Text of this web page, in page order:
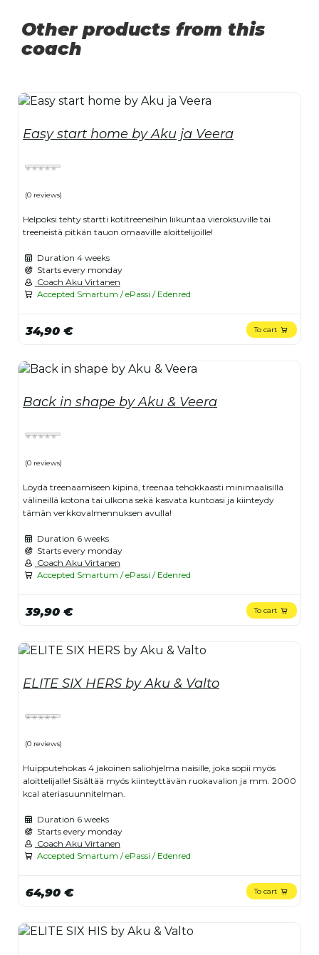
Other products from this
coach
Easy start home by Aku ja Veera
(0 reviews)
Helpoksi tehty startti kotitreeneihin liikuntaa vieroksuville tai
treeneistä pitkän tauon omaaville aloittelijoille!
Duration 4 weeks
Starts every monday
Coach Aku Virtanen
Accepted Smartum / ePassi / Edenred
34,90 € To cart
Back in shape by Aku & Veera
(0 reviews)
Löydä treenaamiseen kipinä, treenaa tehokkaasti minimaalisilla
välineillä kotona tai ulkona sekä kasvata kuntoasi ja kiinteydy
tämän verkkovalmennuksen avulla!
Duration 6 weeks
Starts every monday
Coach Aku Virtanen
Accepted Smartum / ePassi / Edenred
39,90 € To cart
ELITE SIX HERS by Aku & Valto
(0 reviews)
Huipputehokas 4 jakoinen saliohjelma naisille, joka sopii myös
aloittelijalle! Sisältää myös kiinteyttävän ruokavalion ja mm. 2000
kcal ateriasuunnitelman.
Duration 6 weeks
Starts every monday
Coach Aku Virtanen
Accepted Smartum / ePassi / Edenred
64,90 € To cart